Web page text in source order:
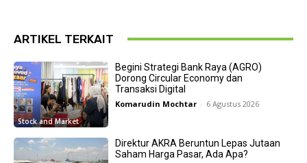
ARTIKEL TERKAIT
Stock and Market
Begini Strategi Bank Raya (AGRO)
Dorong Circular Economy dan
Transaksi Digital
Komarudin Mochtar - 6 Agustus 2026
Direktur AKRA Beruntun Lepas Jutaan
Saham Harga Pasar, Ada Apa?